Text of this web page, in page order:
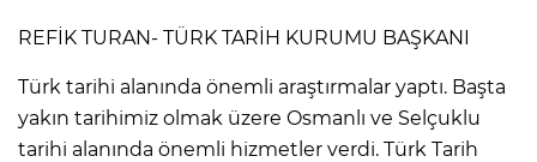
REFİK TURAN- TÜRK TARİH KURUMU BAŞKANI
Türk tarihi alanında önemli araştırmalar yaptı. Başta
yakın tarihimiz olmak üzere Osmanlı ve Selçuklu
tarihi alanında önemli hizmetler verdi. Türk Tarih